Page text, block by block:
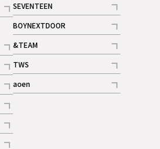
ギャラリー
SEVENTEEN
記事
BOYNEXTDOOR
記事
&TEAM
記事
TWS
記事
aoen
記事